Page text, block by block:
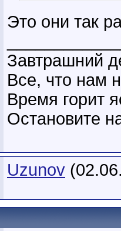
Это они так
Завтрашний
Все, что нам
Время горит
Остановите
Uzunov